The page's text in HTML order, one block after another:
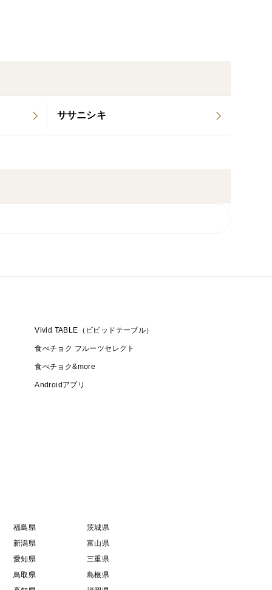
る栽培方法で育てた安心米です。
時・18時～20時・19時～21時・20時～21時・希
送いたします、ご了承ください。
ササニシキ
Vivid TABLE（ビビッドテーブル）
食べチョク フルーツセレクト
食べチョク&more
Androidアプリ
福島県
茨城県
新潟県
富山県
愛知県
三重県
鳥取県
島根県